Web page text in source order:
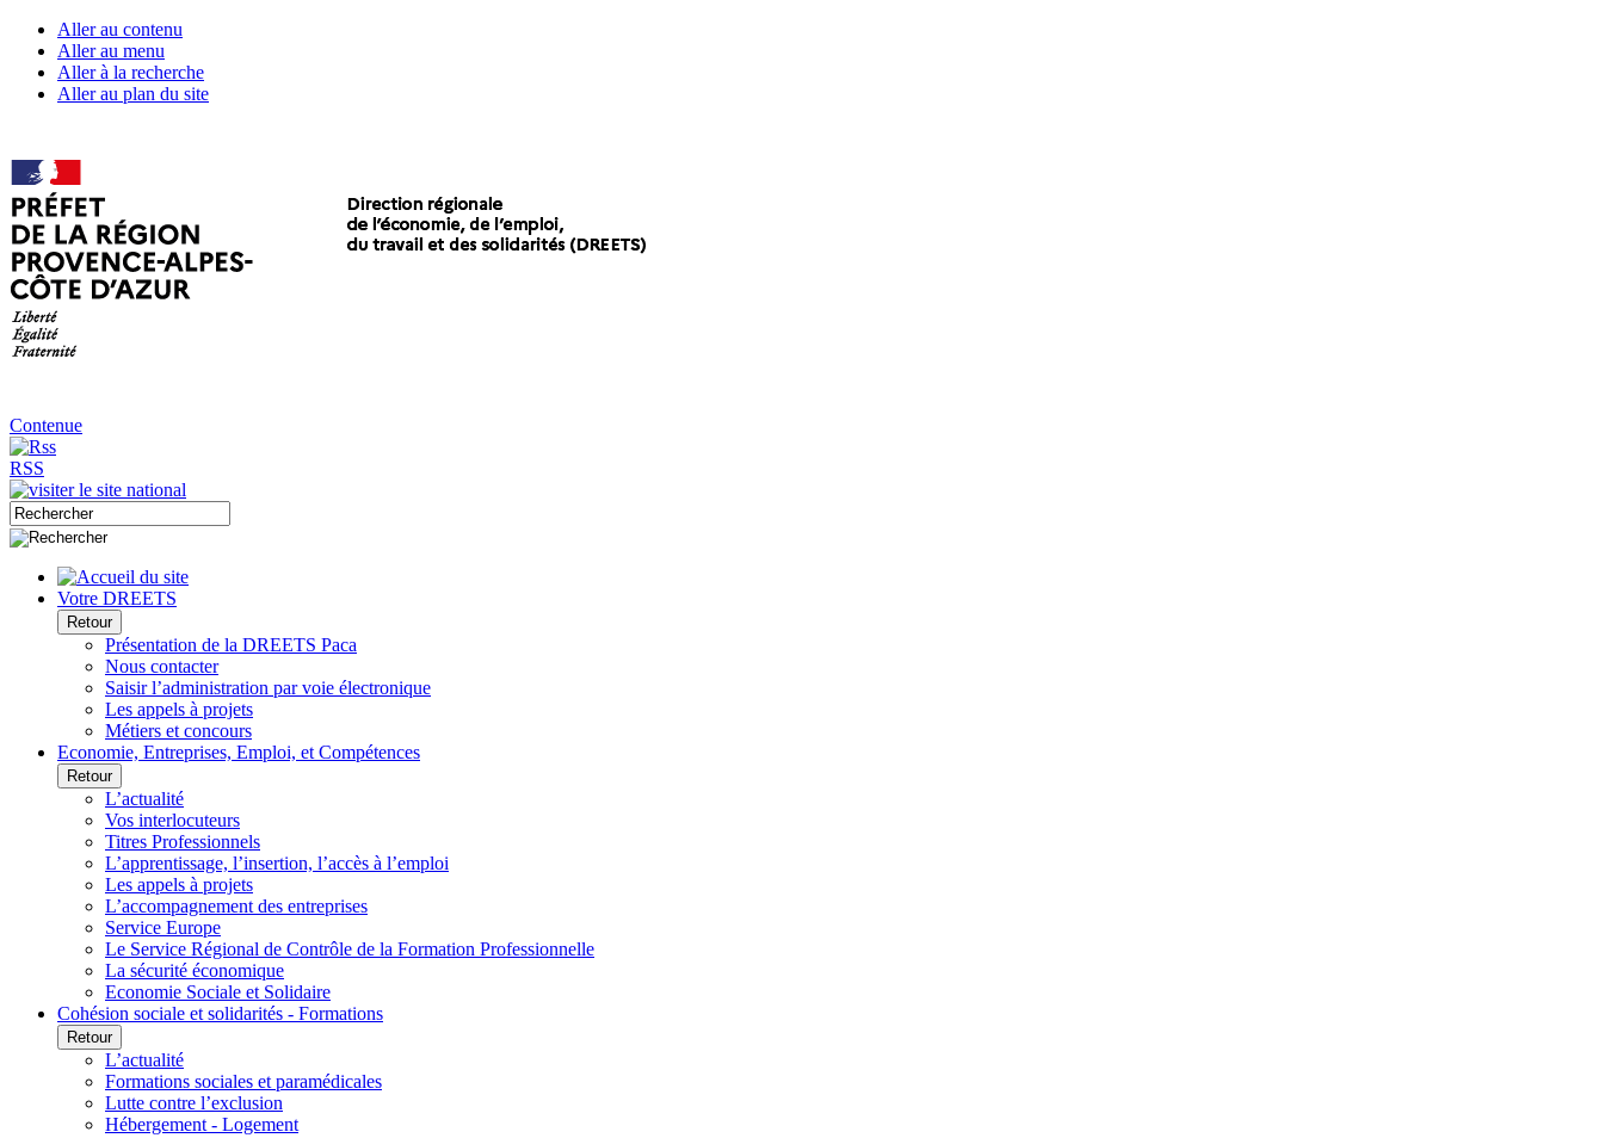
Aller au contenu
Aller au menu
Aller à la recherche
Aller au plan du site
Contenue
RSS
Votre DREETS
Retour
Présentation de la DREETS Paca
Nous contacter
Saisir l’administration par voie électronique
Les appels à projets
Métiers et concours
Economie, Entreprises, Emploi, et Compétences
Retour
L’actualité
Vos interlocuteurs
Titres Professionnels
L’apprentissage, l’insertion, l’accès à l’emploi
Les appels à projets
L’accompagnement des entreprises
Service Europe
Le Service Régional de Contrôle de la Formation Professionnelle
La sécurité économique
Economie Sociale et Solidaire
Cohésion sociale et solidarités - Formations
Retour
L’actualité
Formations sociales et paramédicales
Lutte contre l’exclusion
Hébergement - Logement